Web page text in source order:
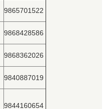
9865701522
9868428586
9868362026
9840887019
9844160654